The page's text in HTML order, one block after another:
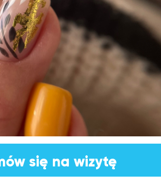
się na wizytę